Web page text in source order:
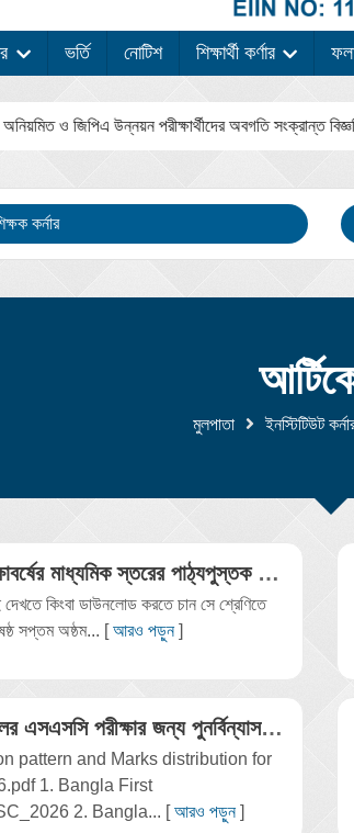
ভর্তি নোটিশ শিক্ষার্থী কর্ণার
ও জিপিএ উন্নয়ন পরীক্ষার্থীদের অবগতি সংক্রান্ত বিজ্ঞপ্তি
কর্নার
মুলপাতা ইনস্টিটিউট
২০২৫ শিক্ষাবর্ষের মাধ্যমিক স্তরের পাঠ্যপুস্তক সমূহ
দেখতে কিংবা ডাউনলোড করতে চান সে শ্রেণিতে
সপ্তম অষ্ঠম... [আরও পড়ুন]
২০২৬ সালের এসএসসি পরীক্ষার জন্য পুনর্বিন্যাসকৃত পাঠ্যসূচি
pattern and Marks distribution for
1. Bangla First
2. Bangla... [আরও পড়ুন]